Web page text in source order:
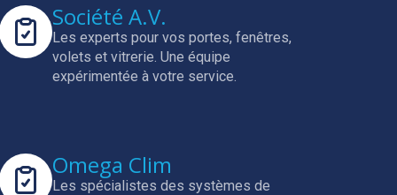
Société A.V.
Les experts pour vos portes, fenêtres,
volets et vitrerie.Une équipe
expérimentée à votre service.
Omega Clim
Les spécialistes des systèmes de